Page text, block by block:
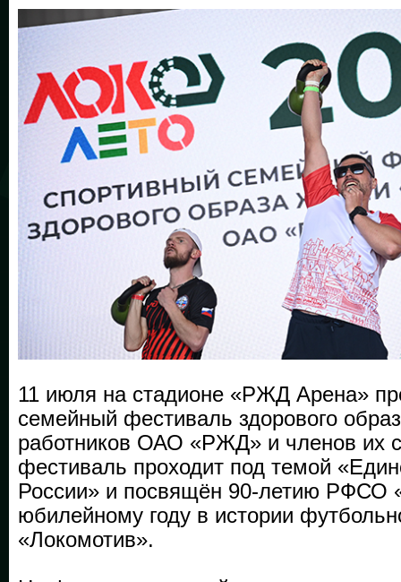
11 июля на стадионе «РЖД Арена»
семейный фестиваль здорового
работников ОАО «РЖД» и членов их
фестиваль проходит под темой
России» и посвящён 90-летию РФСО
юбилейному году в истории
«Локомотив».